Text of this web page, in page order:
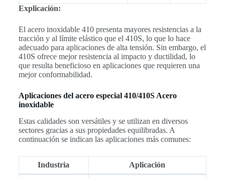
Explicación:
El acero inoxidable 410 presenta mayores resistencias a la
tracción y al límite elástico que el 410S, lo que lo hace
adecuado para aplicaciones de alta tensión. Sin embargo, el
410S ofrece mejor resistencia al impacto y ductilidad, lo
que resulta beneficioso en aplicaciones que requieren una
mejor conformabilidad.
Aplicaciones del acero especial 410/410S Acero
inoxidable
Estas calidades son versátiles y se utilizan en diversos
sectores gracias a sus propiedades equilibradas. A
continuación se indican las aplicaciones más comunes:
Industria Aplicación